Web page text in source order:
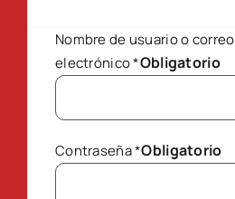
Nombre de usuario o correo
electrónico*Obligatorio
Contraseña*Obligatorio